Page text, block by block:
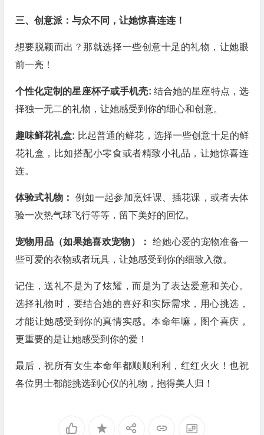
三、创意派：与众不同，让她惊喜连连！
想要脱颖而出？那就选择一些创意十足的礼物，让她眼
前一亮！
个性化定制的星座杯子或手机壳: 结合她的星座特点，选
择独一无二的礼物，让她感受到你的细心和创意。
趣味鲜花礼盒: 比起普通的鲜花，选择一些创意十足的鲜
花礼盒，比如搭配小零食或者精致小礼品，让她惊喜连
连。
体验式礼物：例如一起参加烹饪课、插花课，或者去体
验一次热气球飞行等等，留下美好的回忆。
宠物用品（如果她喜欢宠物）： 给她心爱的宠物准备一
些可爱的衣物或者玩具，让她感受到你的细致入微。
记住，送礼不是为了炫耀，而是为了表达爱意和关心。
选择礼物时，要结合她的喜好和实际需求，用心挑选，
才能让她感受到你的真情实感。本命年嘛，图个喜庆，
更重要的是让她感受到你的爱！
最后，祝所有女生本命年都顺顺利利，红红火火！也祝
各位男士都能挑选到心仪的礼物，抱得美人归！